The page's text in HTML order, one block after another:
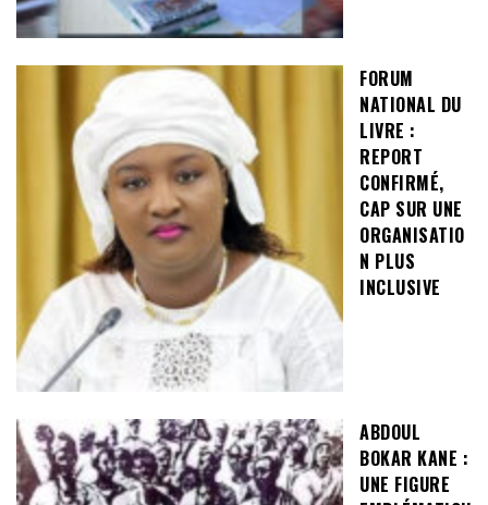
FORUM
NATIONAL DU
LIVRE :
REPORT
CONFIRMÉ,
CAP SUR UNE
ORGANISATIO
N PLUS
INCLUSIVE
ABDOUL
BOKAR KANE :
UNE FIGURE